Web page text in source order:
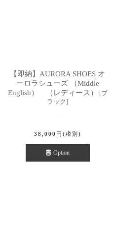
【即納】AURORA SHOES オ
ーロラシューズ （Middle
English） （レディース）
[ブ
ラック]
38,000 円 (税別)
Option